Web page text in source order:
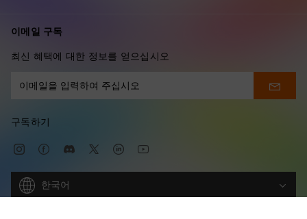
이메일 구독
최신 혜택에 대한 정보를 얻으십시오
구독하기
한국어